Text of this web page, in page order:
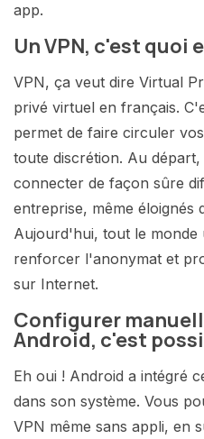
app.
Un VPN, c'est quoi
VPN, ça veut dire Virtual
privé virtuel en français.
permet de faire circuler
toute discrétion. Au
connecter de façon sûre
entreprise, même éloignés
Aujourd'hui, tout le monde
renforcer l'anonymat et
sur Internet.
Configurer
Android, c'est
Eh oui ! Android a intégré
dans son système. Vous
VPN même sans appli, en